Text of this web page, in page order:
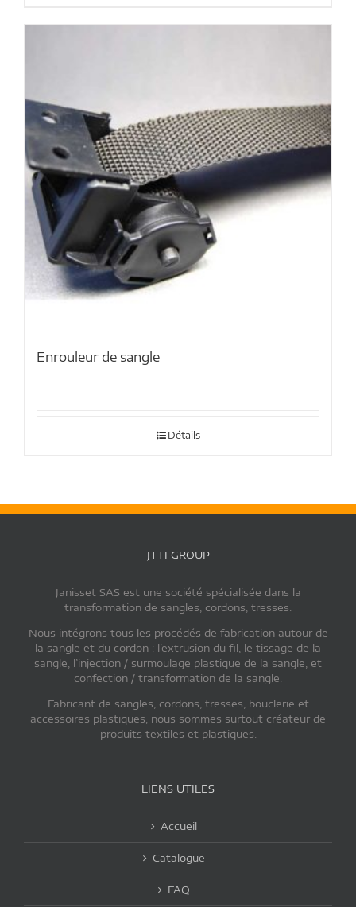
Enrouleur de sangle
Détails
JTTI GROUP
Janisset SAS est une société spécialisée dans la
transformation de sangles, cordons, tresses.
Nous intégrons tous les procédés de fabrication autour de
la sangle et du cordon : l’extrusion du fil, le tissage de la
sangle, l’injection / surmoulage plastique de la sangle, et
confection / transformation de la sangle.
Fabricant de sangles, cordons, tresses, bouclerie et
accessoires plastiques, nous sommes surtout créateur de
produits textiles et plastiques.
LIENS UTILES
Accueil
Catalogue
FAQ